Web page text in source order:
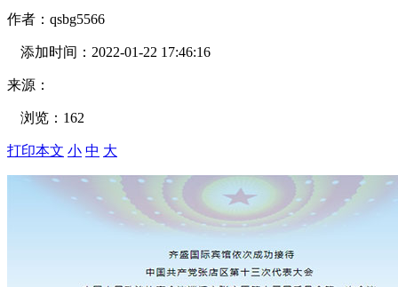
作者： qsbg5566
添加时间： 2022-01-22 17:46:16
来源：
浏览： 162
打印本文 小 中 大